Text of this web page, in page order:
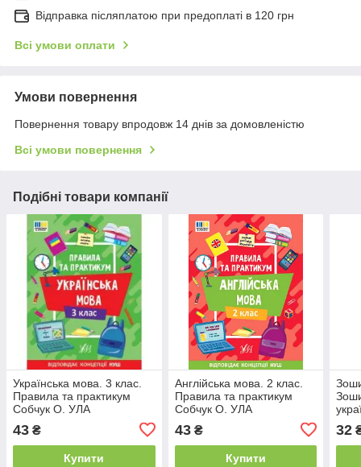
Відправка післяплатою при предоплаті в 120 грн
Всі умови оплати
Умови повернення
Повернення товару впродовж 14 днів за домовленістю
Всі умови повернення
Подібні товари компанії
Українська мова. 3 клас.
Правила та практикум
Собчук О. УЛА
43 ₴
Купити
Англійська мова. 2 клас.
Правила та практикум
Собчук О. УЛА
43₴
Купити
32